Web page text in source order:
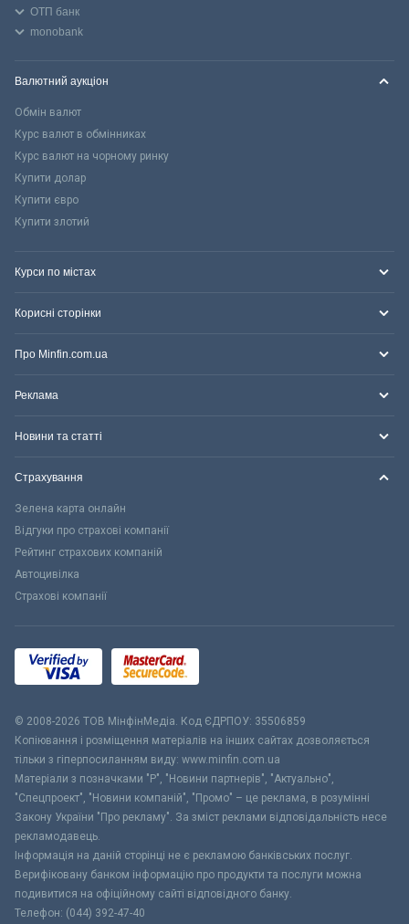
ОТП банк
monobank
Валютний аукціон
Обмін валют
Курс валют в обмінниках
Курс валют на чорному ринку
Купити долар
Купити євро
Купити злотий
Курси по містах
Корисні сторінки
Про Minfin.com.ua
Реклама
Новини та статті
Страхування
Зелена карта онлайн
Відгуки про страхові компанії
Рейтинг страхових компаній
Автоцивілка
Страхові компанії
© 2008-2026 ТОВ МiнфiнМедiа. Код ЄДРПОУ: 35506859
Копіювання і розміщення матеріалів на інших сайтах дозволяється
тільки з гіперпосиланням виду: www.minfin.com.ua
Матеріали з позначками "Р", "Новини партнерів", "Актуально",
"Спецпроект", "Новини компаній", "Промо" – це реклама, в розумінні
Закону України "Про рекламу". За зміст реклами відповідальність несе
рекламодавець.
Інформація на даній сторінці не є рекламою банківських послуг.
Верифіковану банком інформацію про продукти та послуги можна
подивитися на офіційному сайті відповідного банку.
Телефон: (044) 392-47-40